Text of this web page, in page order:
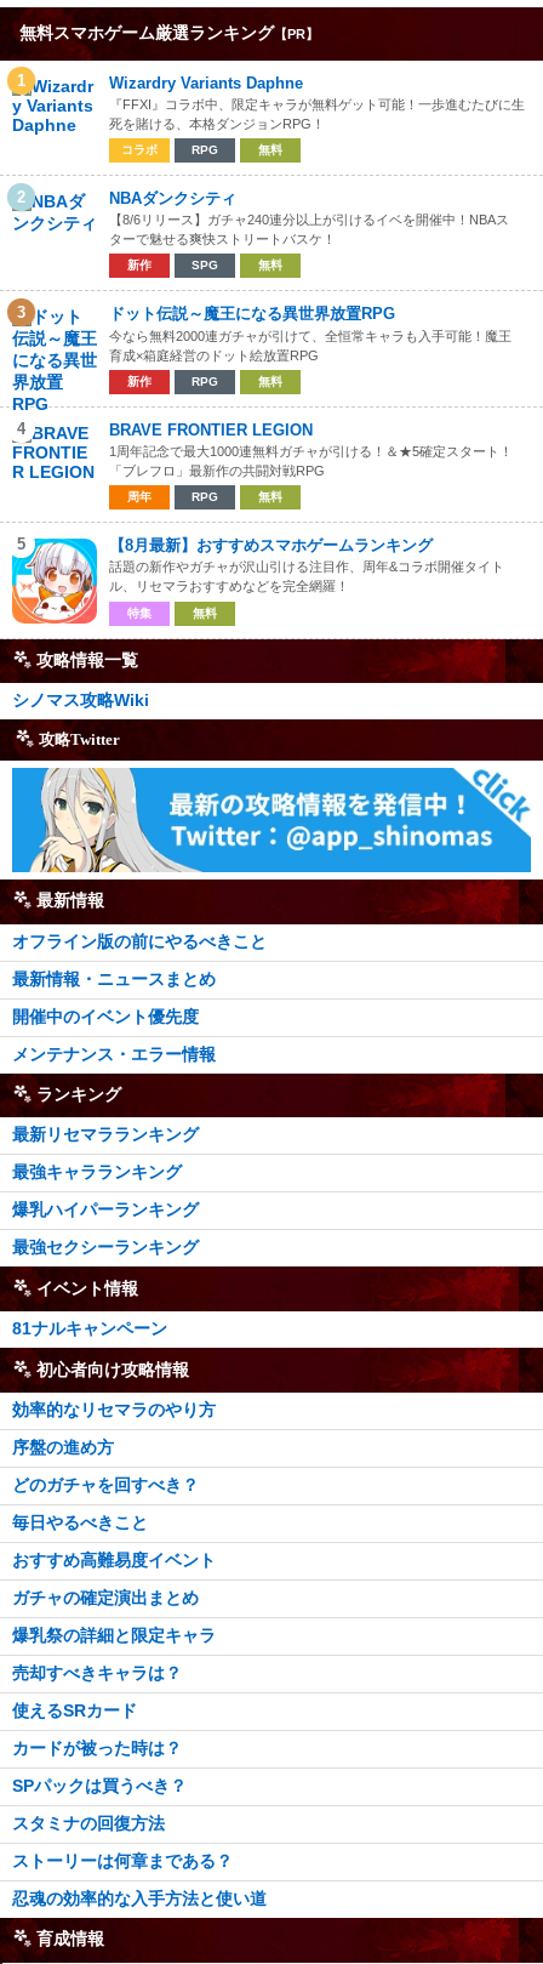
無料スマホゲーム厳選ランキング 【PR】
1 Wizardry Variants Daphne
『FFXI』コラボ中、限定キャラが無料ゲット可能！一歩進むたびに生
死を賭ける、本格ダンジョンRPG！
コラボ RPG 無料
2 NBAダンクシティ
【8/6リリース】ガチャ240連分以上が引けるイベを開催中！NBAス
ターで魅せる爽快ストリートバスケ！
新作 SPG 無料
3 ドット伝説～魔王になる異世界放置RPG
今なら無料2000連ガチャが引けて、全恒常キャラも入手可能！魔王
育成×箱庭経営のドット絵放置RPG
新作 RPG 無料
4 BRAVE FRONTIER LEGION
1周年記念で最大1000連無料ガチャが引ける！＆★5確定スタート！
「ブレフロ」最新作の共闘対戦RPG
周年 RPG 無料
5 【8月最新】おすすめスマホゲームランキング
話題の新作やガチャが沢山引ける注目作、周年&コラボ開催タイト
ル、リセマラおすすめなどを完全網羅！
特集 無料
攻略情報一覧
シノマス攻略Wiki
攻略Twitter
最新情報
オフライン版の前にやるべきこと
最新情報・ニュースまとめ
開催中のイベント優先度
メンテナンス・エラー情報
ランキング
最新リセマラランキング
最強キャラランキング
爆乳ハイパーランキング
最強セクシーランキング
イベント情報
81ナルキャンペーン
初心者向け攻略情報
効率的なリセマラのやり方
序盤の進め方
どのガチャを回すべき？
毎日やるべきこと
おすすめ高難易度イベント
ガチャの確定演出まとめ
爆乳祭の詳細と限定キャラ
売却すべきキャラは？
使えるSRカード
カードが被った時は？
SPパックは買うべき？
スタミナの回復方法
ストーリーは何章まである？
忍魂の効率的な入手方法と使い道
育成情報